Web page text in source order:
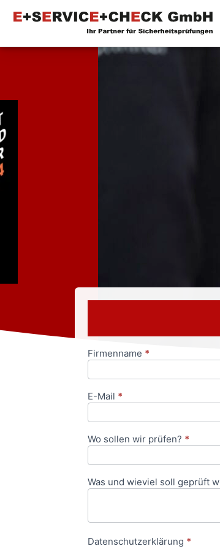
Anfrageformular
Firmenname *
E-Mail *
Wo sollen wir prüfen? *
Was und wieviel soll geprüft
Datenschutzerklärung *